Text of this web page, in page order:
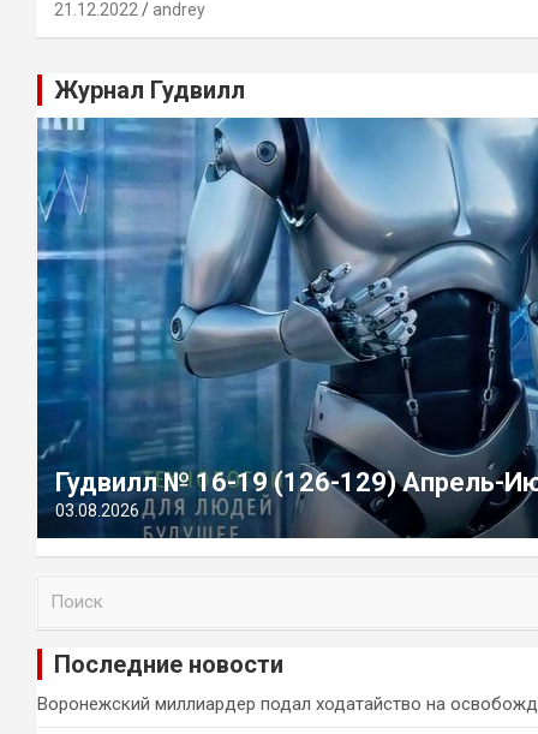
21.12.2022 andrey
Журнал Гудвилл
Гудвилл № 16-19 (126-129) Апрель-
03.08.2026
и
Последние новости
Воронежский миллиардер подал ходатайство на